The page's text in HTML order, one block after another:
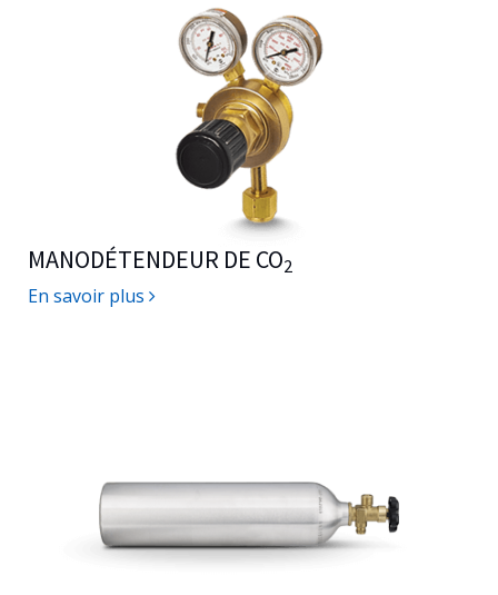
MANODÉTENDEUR DE CO2
En savoir plus